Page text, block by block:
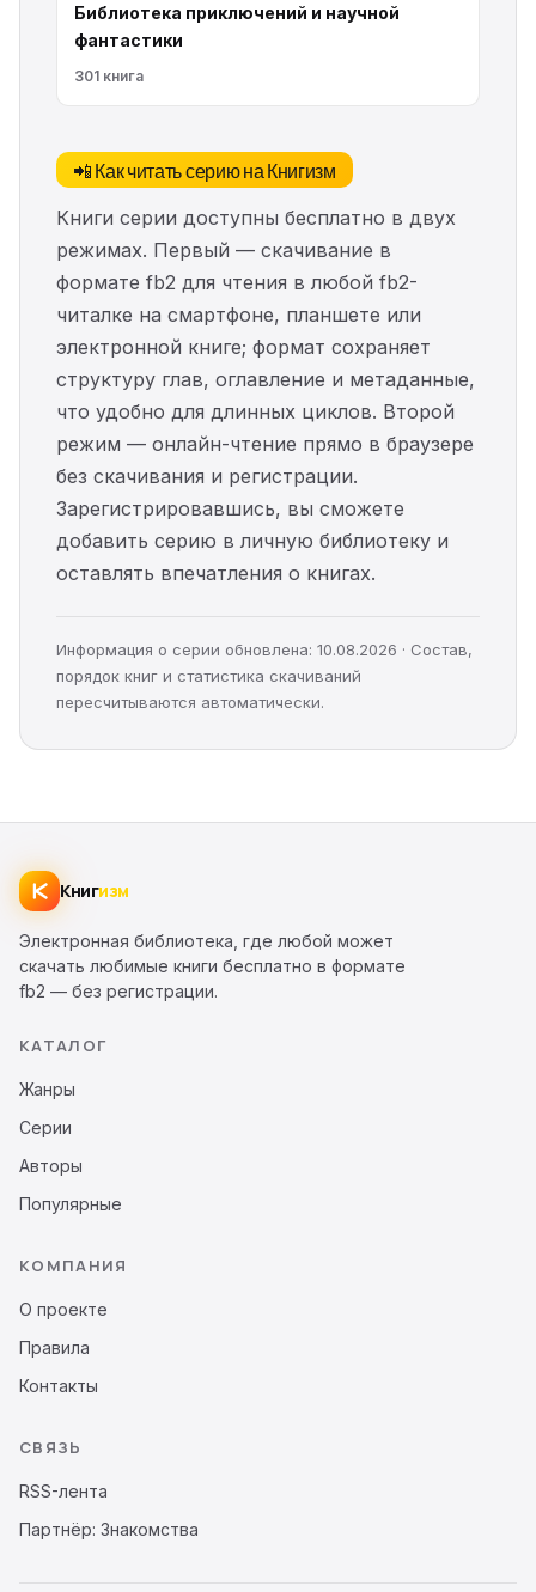
Библиотека приключений и научной
фантастики
301 книга
📲 Как читать серию на Книгизм
Книги серии доступны бесплатно в двух
режимах. Первый — скачивание в
формате fb2 для чтения в любой fb2-
читалке на смартфоне, планшете или
электронной книге; формат сохраняет
структуру глав, оглавление и метаданные,
что удобно для длинных циклов. Второй
режим — онлайн-чтение прямо в браузере
без скачивания и регистрации.
Зарегистрировавшись, вы сможете
добавить серию в личную библиотеку и
оставлять впечатления о книгах.
Информация о серии обновлена: 10.08.2026 · Состав,
порядок книг и статистика скачиваний
пересчитываются автоматически.
Книгизм
Электронная библиотека, где любой может
скачать любимые книги бесплатно в формате
fb2 — без регистрации.
КАТАЛОГ
Жанры
Серии
Авторы
Популярные
КОМПАНИЯ
О проекте
Правила
Контакты
СВЯЗЬ
RSS-лента
Партнёр: Знакомства